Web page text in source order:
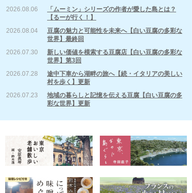
2026.08.06
「ムーミン」シリーズの作者が愛した島とは？
【るーが行く！】
2026.08.04
豆腐の魅力と可能性を未来へ【白い豆腐の多彩な
世界】最終回
2026.07.30
新しい価値を模索する豆腐店【白い豆腐の多彩な
世界】第3回
2026.07.28
途中下車から湖畔の旅へ【続・イタリアの美しい
村を歩く】更新
2026.07.23
地域の暮らしと記憶を伝える豆腐【白い豆腐の多
彩な世界】更新